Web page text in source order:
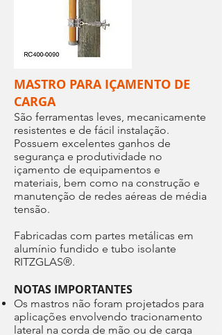
MASTRO PARA IÇAMENTO DE
CARGA
São ferramentas leves, mecanicamente
resistentes e de fácil instalação.
Possuem excelentes ganhos de
segurança e produtividade no
içamento de equipamentos e
materiais, bem como na construção e
manutenção de redes aéreas de média
tensão.
Fabricadas com partes metálicas em
alumínio fundido e tubo isolante
RITZGLAS®.
NOTAS IMPORTANTES
Os mastros não foram projetados para
aplicações envolvendo tracionamento
lateral na corda de mão ou de carga